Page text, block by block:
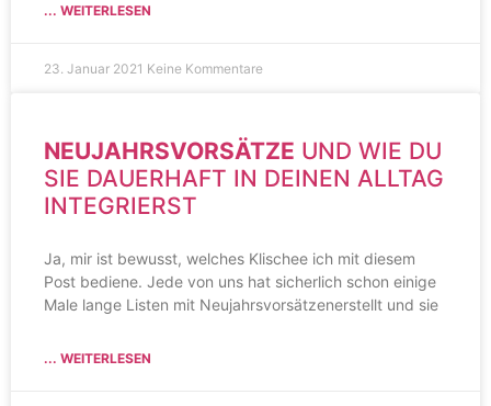
... WEITERLESEN
23. Januar 2021 Keine Kommentare
NEUJAHRSVORSÄTZE UND WIE DU
SIE DAUERHAFT IN DEINEN ALLTAG
INTEGRIERST
Ja, mir ist bewusst, welches Klischee ich mit diesem
Post bediene. Jede von uns hat sicherlich schon einige
Male lange Listen mit Neujahrsvorsätzenerstellt und sie
... WEITERLESEN